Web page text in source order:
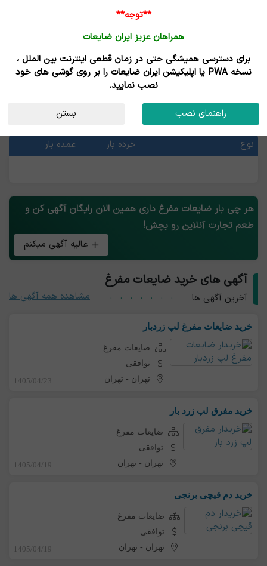
خرید ضایعات مفرغ - فروش ضایعات مفرغ
قیمت ضایعات مفرغ
آخرین قیمت ها
نوع
خرده بار عمده بار
هر چی بار ضایعات مفرغ داری همین الان رایگان آگهی کن و
طعم تجارت آنلاین رو بچش!
عالیه آگهی میکنم
آگهی های خرید ضایعات مفرغ
آخرین آگهی ها مشاهده همه آگهی ها
خرید ضایعات مفرغ لپ زردبار
ضایعات مفرغ
توافقی
تهران -تهران 1405/04/23
خرید مفرق لپ زرد بار
ضایعات مفرغ
توافقی
تهران -تهران 1405/04/19
خرید دم قیچی برنجی
ضایعات مفرغ
توافقی
تهران -تهران 1405/04/19
**توجه**
همراهان عزیز ایران ضایعات
برای دسترسی همیشگی حتی در زمان قطعی اینترنت بین الملل ،
نسخه PWA یا اپلیکیشن ایران ضایعات را بر روی گوشی های خود
نصب نمایید.
راهنمای نصب بستن